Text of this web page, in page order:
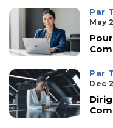
Par
May
Par
Dec